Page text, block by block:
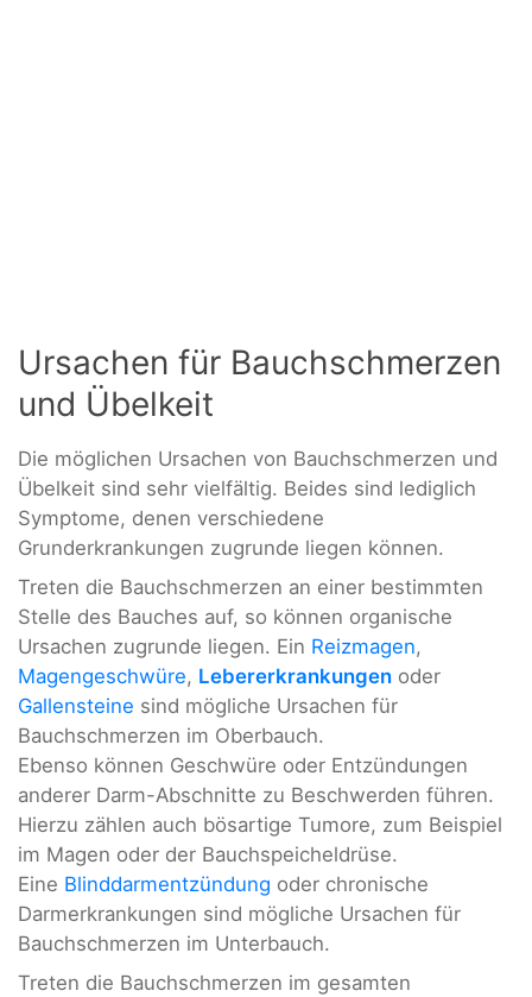
Ursachen für Bauchschmerzen
und Übelkeit
Die möglichen Ursachen von Bauchschmerzen und
Übelkeit sind sehr vielfältig. Beides sind lediglich
Symptome, denen verschiedene
Grunderkrankungen zugrunde liegen können.
Treten die Bauchschmerzen an einer bestimmten
Stelle des Bauches auf, so können organische
Ursachen zugrunde liegen. Ein Reizmagen,
Magengeschwüre, Lebererkrankungen oder
Gallensteine sind mögliche Ursachen für
Bauchschmerzen im Oberbauch.
Ebenso können Geschwüre oder Entzündungen
anderer Darm-Abschnitte zu Beschwerden führen.
Hierzu zählen auch bösartige Tumore, zum Beispiel
im Magen oder der Bauchspeicheldrüse.
Eine Blinddarmentzündung oder chronische
Darmerkrankungen sind mögliche Ursachen für
Bauchschmerzen im Unterbauch.
Treten die Bauchschmerzen im gesamten